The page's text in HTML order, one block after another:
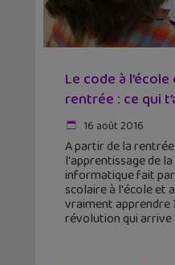
Le code à
rentrée : ce qui
16 août 2016
A partir de la
l'apprentissage de
informatique fait
scolaire à l'école et
vraiment apprendre
révolution qui